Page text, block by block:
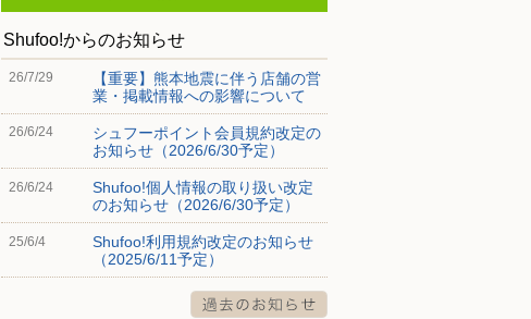
Shufoo!からのお知らせ
26/7/29
【重要】熊本地震に伴う店舗の営
業・掲載情報への影響について
26/6/24
シュフーポイント会員規約改定の
お知らせ（2026/6/30予定）
26/6/24
Shufoo!個人情報の取り扱い改定
のお知らせ（2026/6/30予定）
25/6/4
Shufoo!利用規約改定のお知らせ
（2025/6/11予定）